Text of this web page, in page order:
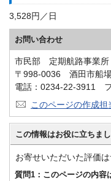
3,528円／日
お問い合わせ
市民部 定期航路事業所
〒998-0036 酒田市船
電話：0234-22-3911
このページの作成担
この情報はお役に立ちま
お寄せいただいた評価
質問1：このページの内容